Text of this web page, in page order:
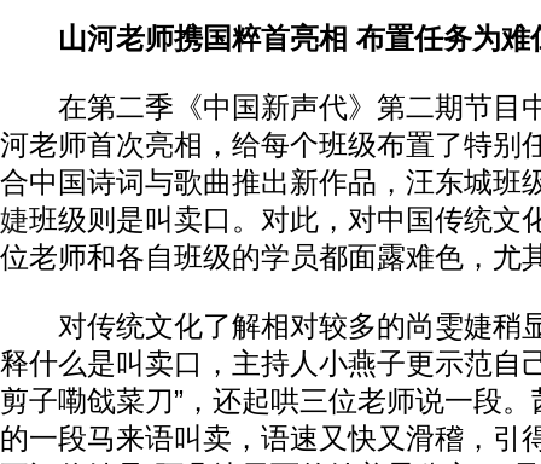
山河老师携国粹首亮相 布置任务为难
在第二季《中国新声代》第二期节目
河老师首次亮相，给每个班级布置了特别
合中国诗词与歌曲推出新作品，汪东城班
婕班级则是叫卖口。对此，对中国传统文
位老师和各自班级的学员都面露难色，尤
对传统文化了解相对较多的尚雯婕稍
释什么是叫卖口，主持人小燕子更示范自
剪子嘞戗菜刀”，还起哄三位老师说一段
的一段马来语叫卖，语速又快又滑稽，引